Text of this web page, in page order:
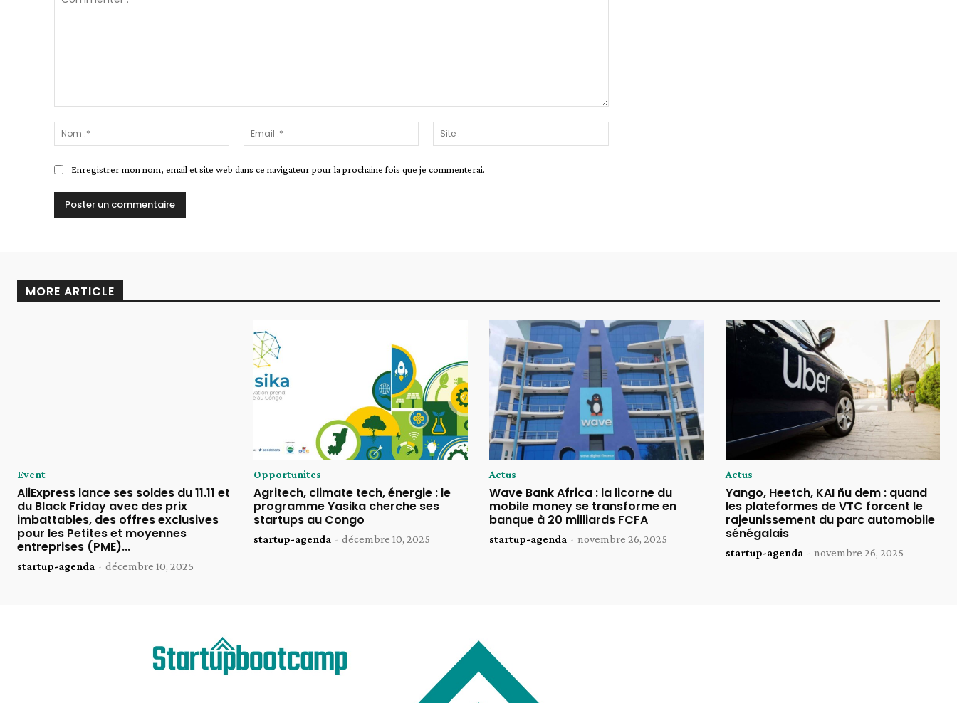
:*
:*
:
Enregistrer mon nom, email et site web dans ce navigateur pour la prochaine fois que je commenterai.
MORE ARTICLE
Event
AliExpress lance ses soldes du 11.11 et
du Black Friday avec des prix
imbattables, des offres exclusives
pour les Petites et moyennes
entreprises (PME)...
startup-agenda - décembre 10, 2025
Opportunites
Agritech, climate tech, énergie : le
programme Yasika cherche ses
startups au Congo
startup-agenda - décembre 10, 2025
Actus
Wave Bank Africa : la licorne du
mobile money se transforme en
banque à 20 milliards FCFA
startup-agenda - novembre 26, 2025
Actus
Yango, Heetch, KAI ñu dem : quand
les plateformes de VTC forcent le
rajeunissement du parc automobile
sénégalais
startup-agenda - novembre 26, 2025